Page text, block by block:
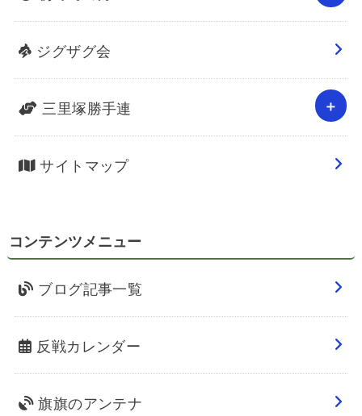
ジグザグ会
三里塚勝手連
サイトマップ
コンテンツメニュー
ブログ記事一覧
反戦カレンダー
旗旗のアンテナ